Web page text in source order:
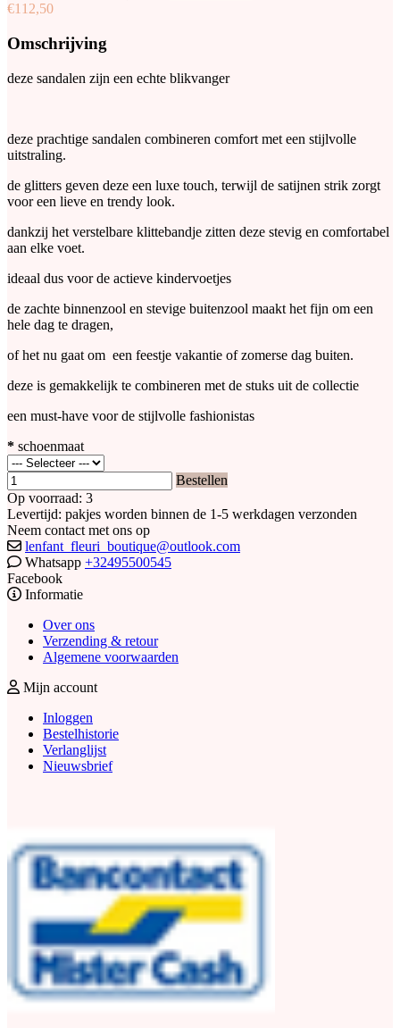
€112,50
Omschrijving
deze sandalen zijn een echte blikvanger
deze prachtige sandalen combineren comfort met een stijlvolle
uitstraling.
de glitters geven deze een luxe touch, terwijl de satijnen strik zorgt
voor een lieve en trendy look.
dankzij het verstelbare klittebandje zitten deze stevig en comfortabel
aan elke voet.
ideaal dus voor de actieve kindervoetjes
de zachte binnenzool en stevige buitenzool maakt het fijn om een
hele dag te dragen,
of het nu gaat om een feestje vakantie of zomerse dag buiten.
deze is gemakkelijk te combineren met de stuks uit de collectie
een must-have voor de stijlvolle fashionistas
* schoenmaat
Bestellen
Op voorraad: 3
Levertijd: pakjes worden binnen de 1-5 werkdagen verzonden
Neem contact met ons op
lenfant_fleuri_boutique@outlook.com
Whatsapp +32495500545
Facebook
Informatie
Over ons
Verzending & retour
Algemene voorwaarden
Mijn account
Inloggen
Bestelhistorie
Verlanglijst
Nieuwsbrief